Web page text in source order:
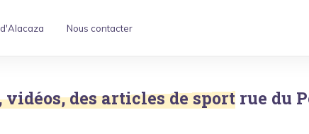
Nous contacter
vidéos, des articles de sport rue du